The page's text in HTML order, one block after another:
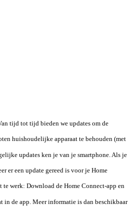
tijd tot tijd bieden we updates om de
huishoudelijke apparaat te behouden (met
updates ken je van je smartphone. Als je
er een update gereed is voor je Home
te werk: Download de Home Connect-app en
in de app. Meer informatie is dan beschikbaar